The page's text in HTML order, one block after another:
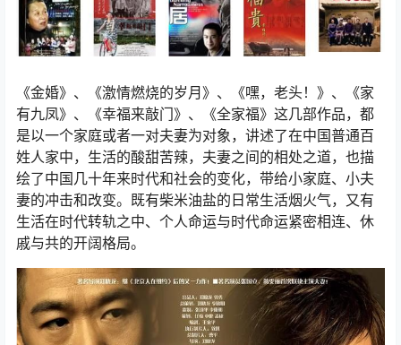
《金婚》、《激情燃烧的岁月》、《嘿，老头！》、《家
有九凤》、《幸福来敲门》、《全家福》这几部作品，都
是以一个家庭或者一对夫妻为对象，讲述了在中国普通百
姓人家中，生活的酸甜苦辣，夫妻之间的相处之道，也描
绘了中国几十年来时代和社会的变化，带给小家庭、小夫
妻的冲击和改变。既有柴米油盐的日常生活烟火气，又有
生活在时代转轨之中、个人命运与时代命运紧密相连、休
戚与共的开阔格局。